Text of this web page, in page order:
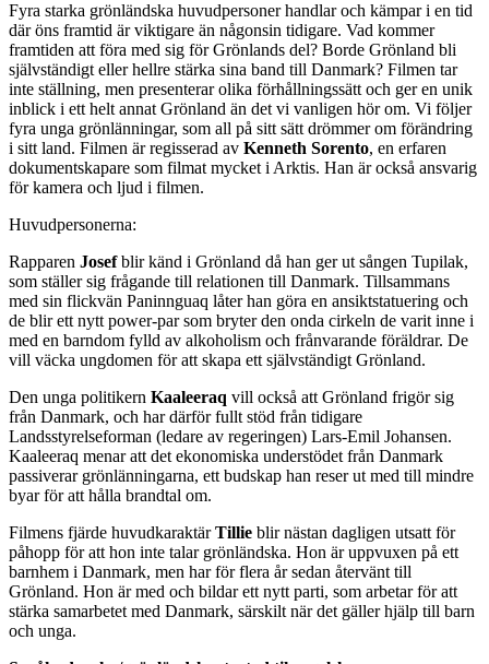
Fyra starka grönländska huvudpersoner handlar och kämpar i en tid
där öns framtid är viktigare än någonsin tidigare. Vad kommer
framtiden att föra med sig för Grönlands del? Borde Grönland bli
självständigt eller hellre stärka sina band till Danmark? Filmen tar
inte ställning, men presenterar olika förhållningssätt och ger en unik
inblick i ett helt annat Grönland än det vi vanligen hör om. Vi följer
fyra unga grönlänningar, som all på sitt sätt drömmer om förändring
i sitt land. Filmen är regisserad av Kenneth Sorento, en erfaren
dokumentskapare som filmat mycket i Arktis. Han är också ansvarig
för kamera och ljud i filmen.
Huvudpersonerna:
Rapparen Josefblir känd i Grönland då han ger ut sången Tupilak,
som ställer sig frågande till relationen till Danmark. Tillsammans
med sin flickvän Paninnguaq låter han göra en ansiktstatuering och
de blir ett nytt power-par som bryter den onda cirkeln de varit inne i
med en barndom fylld av alkoholism och frånvarande föräldrar. De
vill väcka ungdomen för att skapa ett självständigt Grönland.
Den unga politikern Kaaleeraq vill också att Grönland frigör sig
från Danmark, och har därför fullt stöd från tidigare
Landsstyrelseforman (ledare av regeringen) Lars-Emil Johansen.
Kaaleeraq menar att det ekonomiska understödet från Danmark
passiverar grönlänningarna, ett budskap han reser ut med till mindre
byar för att hålla brandtal om.
Filmens fjärde huvudkaraktärTillie blir nästan dagligen utsatt för
påhopp för att hon inte talar grönländska. Hon är uppvuxen på ett
barnhem i Danmark, men har för flera år sedan återvänt till
Grönland. Hon är med och bildar ett nytt parti, som arbetar för att
stärka samarbetet med Danmark, särskilt när det gäller hjälp till barn
och unga.